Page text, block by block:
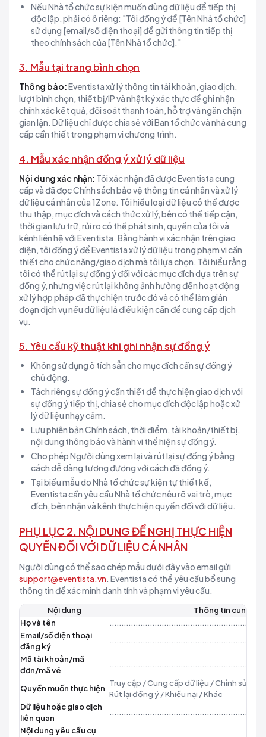
Nếu Nhà tổ chức sự kiện muốn dùng dữ liệu để tiếp thị
độc lập, phải có ô riêng: "Tôi đồng ý để [Tên Nhà tổ chức]
sử dụng [email/số điện thoại] để gửi thông tin tiếp thị
theo chính sách của [Tên Nhà tổ chức]."
3. Mẫu tại trang bình chọn
Thông báo:Eventista xử lý thông tin tài khoản, giao dịch,
lượt bình chọn, thiết bị/IP và nhật ký xác thực để ghi nhận
chính xác kết quả, đối soát thanh toán, hỗ trợ và ngăn chặn
gian lận. Dữ liệu chỉ được chia sẻ với Ban tổ chức và nhà cung
cấp cần thiết trong phạm vi chương trình.
4. Mẫu xác nhận đồng ý xử lý dữ liệu
Nội dung xác nhận: Tôi xác nhận đã được Eventista cung
cấp và đã đọc Chính sách bảo vệ thông tin cá nhân và xử lý
dữ liệu cá nhân của 1Zone. Tôi hiểu loại dữ liệu có thể được
thu thập, mục đích và cách thức xử lý, bên có thể tiếp cận,
thời gian lưu trữ, rủi ro có thể phát sinh, quyền của tôi và
kênh liên hệ với Eventista. Bằng hành vi xác nhận trên giao
diện, tôi đồng ý để Eventista xử lý dữ liệu trong phạm vi cần
thiết cho chức năng/giao dịch mà tôi lựa chọn. Tôi hiểu rằng
tôi có thể rút lại sự đồng ý đối với các mục đích dựa trên sự
đồng ý, nhưng việc rút lại không ảnh hưởng đến hoạt động
xử lý hợp pháp đã thực hiện trước đó và có thể làm gián
đoạn dịch vụ nếu dữ liệu là điều kiện cần để cung cấp dịch
vụ.
5. Yêu cầu kỹ thuật khi ghi nhận sự đồng ý
Không sử dụng ô tích sẵn cho mục đích cần sự đồng ý
chủ động.
Tách riêng sự đồng ý cần thiết để thực hiện giao dịch với
sự đồng ý tiếp thị, chia sẻ cho mục đích độc lập hoặc xử
lý dữ liệu nhạy cảm.
Lưu phiên bản Chính sách, thời điểm, tài khoản/thiết bị,
nội dung thông báo và hành vi thể hiện sự đồng ý.
Cho phép Người dùng xem lại và rút lại sự đồng ý bằng
cách dễ dàng tương đương với cách đã đồng ý.
Tại biểu mẫu do Nhà tổ chức sự kiện tự thiết kế,
Eventista cần yêu cầu Nhà tổ chức nêu rõ vai trò, mục
đích, bên nhận và kênh thực hiện quyền đối với dữ liệu.
PHỤ LỤC 2. NỘI DUNG ĐỀ NGHỊ THỰC HIỆN
QUYỀN ĐỐI VỚI DỮ LIỆU CÁ NHÂN
Người dùng có thể sao chép mẫu dưới đây vào email gửi
support@eventista.vn. Eventista có thể yêu cầu bổ sung
thông tin để xác minh danh tính và phạm vi yêu cầu.
Nội dung
Thông tin cung
Họ và tên
Email/số điện thoại
đăng ký
Mã tài khoản/mã
đơn/mã vé
Quyền muốn thực hiện
Truy cập / Cung cấp dữ liệu / Chỉnh sửa /
Rút lại đồng ý / Khiếu nại / Khác
Dữ liệu hoặc giao dịch
liên quan
Nội dung yêu cầu cụ